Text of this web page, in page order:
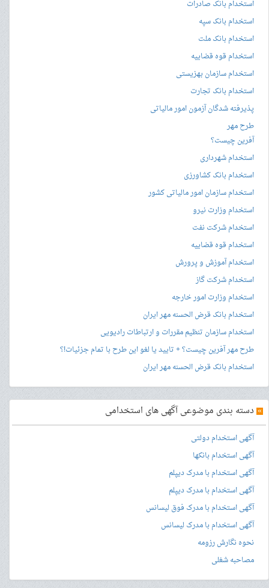
استخدام بانک صادرات
استخدام بانک سپه
استخدام بانک ملت
استخدام قوه قضاییه
استخدام سازمان بهزیستی
استخدام بانک تجارت
پذیرفته شدگان آزمون امور مالیاتی
طرح مهر
آفرین چیست؟
استخدام شهرداری
استخدام بانک کشاورزی
استخدام سازمان امور مالیاتی کشور
استخدام وزارت نیرو
استخدام شرکت نفت
استخدام قوه قضاییه
استخدام آموزش و پرورش
استخدام شرکت گاز
استخدام وزارت امور خارجه
استخدام بانک قرض الحسنه مهر ایران
استخدام سازمان تنظیم مقررات و ارتباطات رادیویی
طرح مهر آفرین چیست؟ + تایید یا لغو این طرح با تمام جزئیات!؟
استخدام بانک قرض الحسنه مهر ایران
» دسته بندی موضوعی آگهی های استخدامی
آگهی استخدام دولتی
آگهی استخدام بانکها
آگهی استخدام با مدرک دیپلم
آگهی استخدام با مدرک دیپلم
آگهی استخدام با مدرک فوق لیسانس
آگهی استخدام با مدرک لیسانس
نحوه نگارش رزومه
مصاحبه شغلی